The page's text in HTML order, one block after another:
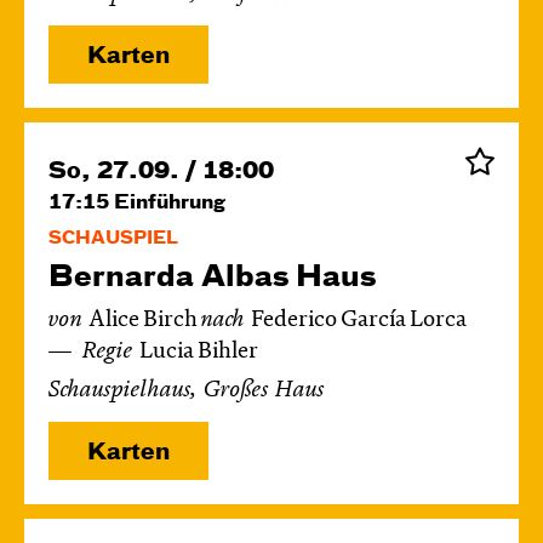
Karten
So, 27.09. / 18:00
17:15 Einführung
SCHAUSPIEL
Bernarda Albas Haus
von Alice Birchnach Federico García Lorca
Regie Lucia Bihler
Schauspielhaus, Großes Haus
Karten